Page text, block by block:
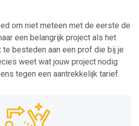
om niet meteen met de eerste de
een belangrijk project als het
te besteden aan een prof die bij je
weet wat jouw project nodig
tegen een aantrekkelijk tarief.